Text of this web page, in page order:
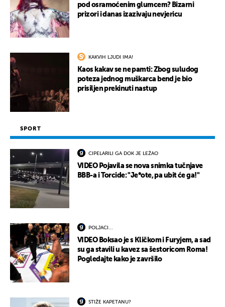
pod osramoćenim glumcem? Bizarni
prizori i danas izazivaju nevjericu
KAKVIH LJUDI IMA!
Kaos kakav se ne pamti: Zbog suludog
poteza jednog muškarca bend je bio
prisiljen prekinuti nastup
SPORT
CIPELARILI GA DOK JE LEŽAO
VIDEO Pojavila se nova snimka tučnjave
BBB-a i Torcide: "Je*ote, pa ubit će ga!"
POLJACI...
VIDEO Boksao je s Kličkom i Furyjem, a sad
su ga stavili u kavez sa šestoricom Roma!
Pogledajte kako je završilo
STIŽE KAPETANU?